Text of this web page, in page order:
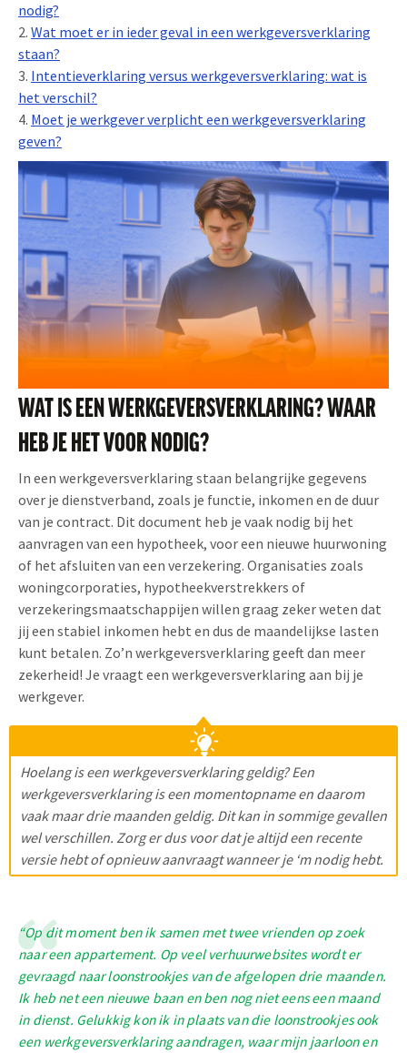
nodig?
2. Wat moet er in ieder geval in een werkgeversverklaring
staan?
3. Intentieverklaring versus werkgeversverklaring: wat is
het verschil?
4. Moet je werkgever verplicht een werkgeversverklaring
geven?
WAT IS EEN WERKGEVERSVERKLARING? WAAR
HEB JE HET VOOR NODIG?
In een werkgeversverklaring staan belangrijke gegevens
over je dienstverband, zoals je functie, inkomen en de duur
van je contract. Dit document heb je vaak nodig bij het
aanvragen van een hypotheek, voor een nieuwe huurwoning
of het afsluiten van een verzekering. Organisaties zoals
woningcorporaties, hypotheekverstrekkers of
verzekeringsmaatschappijen willen graag zeker weten dat
jij een stabiel inkomen hebt en dus de maandelijkse lasten
kunt betalen. Zo’n werkgeversverklaring geeft dan meer
zekerheid! Je vraagt een werkgeversverklaring aan bij je
werkgever.
Hoelang is een werkgeversverklaring geldig? Een
werkgeversverklaring is een momentopname en daarom
vaak maar drie maanden geldig. Dit kan in sommige gevallen
wel verschillen. Zorg er dus voor dat je altijd een recente
versie hebt of opnieuw aanvraagt wanneer je ‘m nodig hebt.
“Op dit moment ben ik samen met twee vrienden op zoek
naar een appartement. Op veel verhuurwebsites wordt er
gevraagd naar loonstrookjes van de afgelopen drie maanden.
Ik heb net een nieuwe baan en ben nog niet eens een maand
in dienst. Gelukkig kon ik in plaats van die loonstrookjes ook
een werkgeversverklaring aandragen, waar mijn jaarloon en